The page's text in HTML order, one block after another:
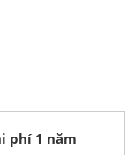
phí 1 năm